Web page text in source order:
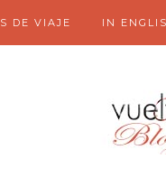
DE VIAJE IN